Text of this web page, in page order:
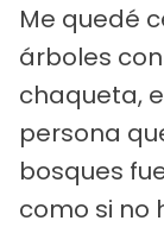
Me quedé
árboles
chaqueta,
persona
bosques
como si no